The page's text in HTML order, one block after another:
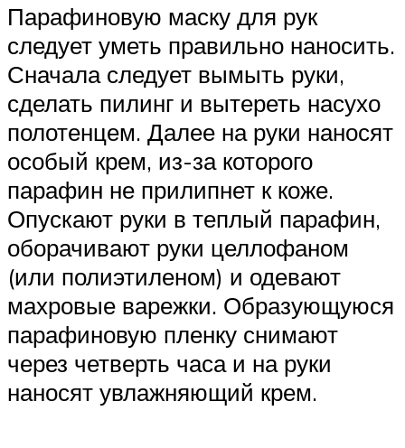
Парафиновую маску для рук
следует уметь правильно наносить.
Сначала следует вымыть руки,
сделать пилинг и вытереть насухо
полотенцем. Далее на руки наносят
особый крем, из-за которого
парафин не прилипнет к коже.
Опускают руки в теплый парафин,
оборачивают руки целлофаном
(или полиэтиленом) и одевают
махровые варежки. Образующуюся
парафиновую пленку снимают
через четверть часа и на руки
наносят увлажняющий крем.